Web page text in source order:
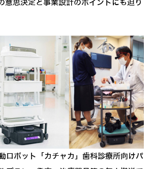
意思決定と事業設計のポイントにも迫り
ロボット「カチャカ」歯科診療所向けパ